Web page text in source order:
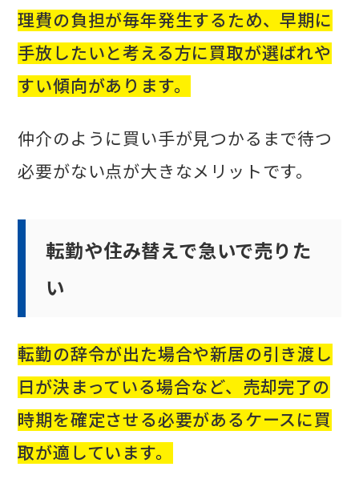
理費の負担が毎年発生するため、早期に
手放したいと考える方に買取が選ばれや
すい傾向があります。
仲介のように買い手が見つかるまで待つ
必要がない点が大きなメリットです。
転勤や住み替えで急いで売りた
い
転勤の辞令が出た場合や新居の引き渡し
日が決まっている場合など、売却完了の
時期を確定させる必要があるケースに買
取が適しています。